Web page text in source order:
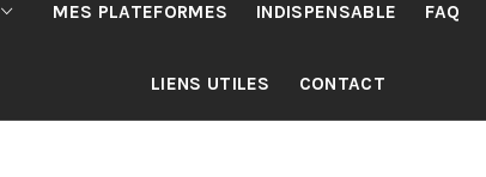
MES PLATEFORMES INDISPENSABLE FAQ
LIENS UTILES CONTACT